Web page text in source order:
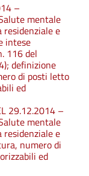
–
mentale
e
intese
116 del
definizione
di posti letto
ed
29.12.2014 –
mentale
e
numero di
ed